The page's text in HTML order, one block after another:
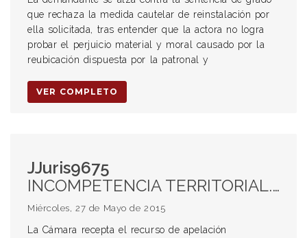
que rechaza la medida cautelar de reinstalación por
ella solicitada, tras entender que la actora no logra
probar el perjuicio material y moral causado por la
reubicación dispuesta por la patronal y
VER COMPLETO
JJuris9675
INCOMPETENCIA TERRITORIAL. LEY 7.945. ART. ACCIDENTE DE TRABAJO. DERECHO DE ACCESO A LA JURISDICCIÓN.
Miércoles, 27 de Mayo de 2015
La Cámara recepta el recurso de apelación